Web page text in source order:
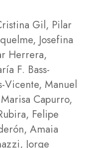
Gil, Pilar
Josefina
Herrera,
F. Bass-
Vicente, Manuel
Capurro,
Felipe
Amaia
Jorge